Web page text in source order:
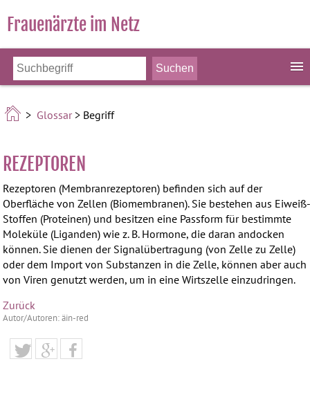
Frauenärzte im Netz
> Glossar> Begriff
REZEPTOREN
Rezeptoren (Membranrezeptoren) befinden sich auf der
Oberfläche von Zellen (Biomembranen). Sie bestehen aus
Stoffen (Proteinen) und besitzen eine Passform für bestimmte
Moleküle (Liganden) wie z. B. Hormone, die daran andocken
können. Sie dienen der Signalübertragung (von Zelle zu Zelle)
oder dem Import von Substanzen in die Zelle, können aber auch
von Viren genutzt werden, um in eine Wirtszelle einzudringen.
Zurück
Autor/Autoren: äin-red